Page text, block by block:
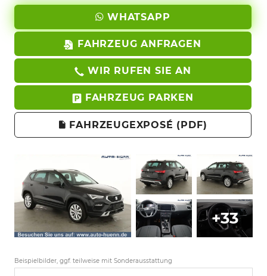
WHATSAPP
FAHRZEUG ANFRAGEN
WIR RUFEN SIE AN
FAHRZEUG PARKEN
FAHRZEUGEXPOSÉ (PDF)
+33
Beispielbilder, ggf. teilweise mit Sonderausstattung